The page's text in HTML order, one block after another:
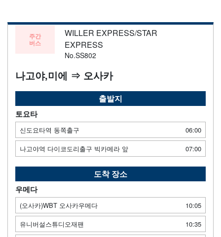
주간
버스
WILLER EXPRESS/STAR
EXPRESS
No.SS802
나고야,미에 ⇒ 오사카
출발지
토요타
신도요타역 동쪽출구
06:00
나고야역 다이코도리출구 빅카메라 앞
07:00
도착 장소
우메다
(오사카)WBT 오사카우메다
10:05
유니버설스튜디오재팬
10:35